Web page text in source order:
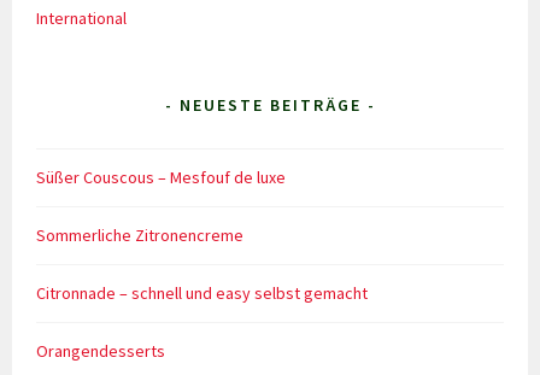
International
- NEUESTE BEITRÄGE -
Süßer Couscous – Mesfouf de luxe
Sommerliche Zitronencreme
Citronnade – schnell und easy selbst gemacht
Orangendesserts